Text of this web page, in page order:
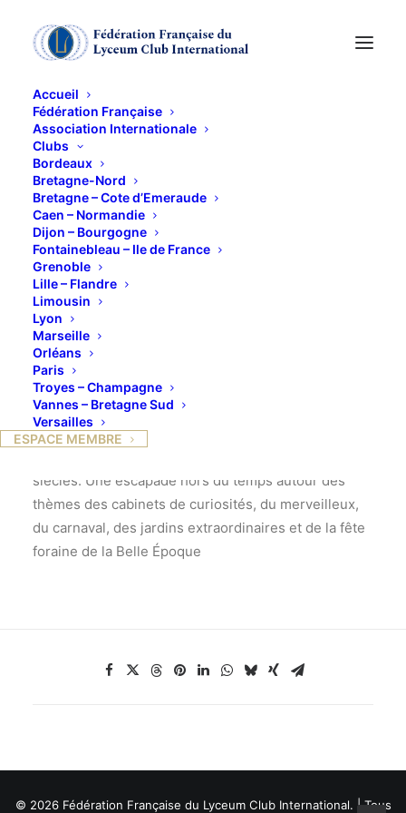
Accueil
Fédération Française
Association Internationale
Clubs
Bordeaux
Bretagne-Nord
Bretagne – Cote d’Emeraude
Caen – Normandie
Dijon – Bourgogne
Fontainebleau – Ile de France
Grenoble
Lille – Flandre
Limousin
Lyon
Marseille
Orléans
Paris
Troyes – Champagne
Vannes – Bretagne Sud
Versailles
ESPACE MEMBRE
Visite du Musée des
Arts Forains
26 SEPTEMBRE 2018
Passées les grilles des Pavillons de Bercy, oubliez le
quotidien. Ce lieu insolite, aussi connu sous le nom
de Musée des Arts Forains, vous invite à sortir des
sentiers battus. Vous y découvrirez une collection
siècles. Une escapade hors du temps autour des
thèmes des cabinets de curiosités, du merveilleux,
du carnaval, des jardins extraordinaires et de la fête
foraine de la Belle Époque
© 2026 Fédération Française du Lyceum Club International. | Tous